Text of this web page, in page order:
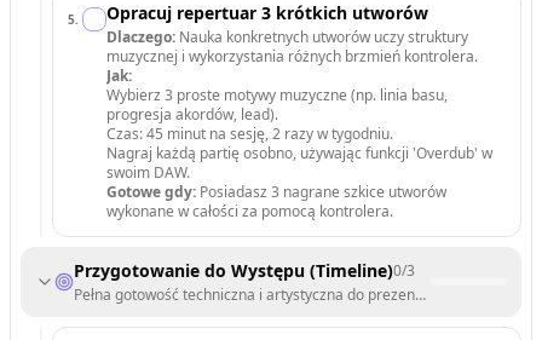
5. Opracuj repertuar 3 krótkich utworów
Dlaczego: Nauka konkretnych utworów uczy struktury
muzycznej i wykorzystania różnych brzmień kontrolera.
Jak:
Wybierz 3 proste motywy muzyczne (np. linia basu,
progresja akordów, lead).
Czas: 45 minut na sesję, 2 razy w tygodniu.
Nagraj każdą partię osobno, używając funkcji 'Overdub' w
swoim DAW.
Gotowe gdy: Posiadasz 3 nagrane szkice utworów
wykonane w całości za pomocą kontrolera.
Przygotowanie do Występu (Timeline)0/3
Pełna gotowość techniczna i artystyczna do prezentacji materiału na